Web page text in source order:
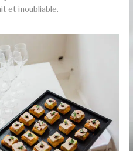
et inoubliable.